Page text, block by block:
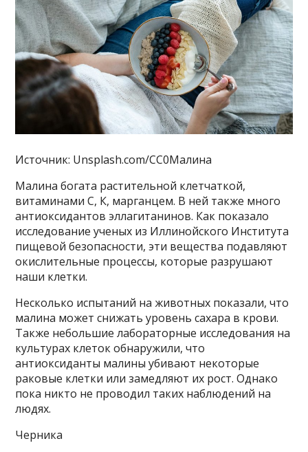
Источник: Unsplash.com/CC0Малина
Малина богата растительной клетчаткой,
витаминами С, К, марганцем. В ней также много
антиоксидантов эллагитанинов. Как показало
исследование ученых из Иллинойского Института
пищевой безопасности, эти вещества подавляют
окислительные процессы, которые разрушают
наши клетки.
Несколько испытаний на животных показали, что
малина может снижать уровень сахара в крови.
Также небольшие лабораторные исследования на
культурах клеток обнаружили, что
антиоксиданты малины убивают некоторые
раковые клетки или замедляют их рост. Однако
пока никто не проводил таких наблюдений на
людях.
Черника